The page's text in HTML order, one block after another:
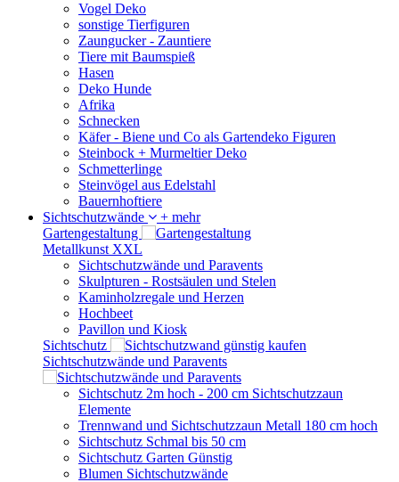
Vogel Deko
sonstige Tierfiguren
Zaungucker - Zauntiere
Tiere mit Baumspieß
Hasen
Deko Hunde
Afrika
Schnecken
Käfer - Biene und Co als Gartendeko Figuren
Steinbock + Murmeltier Deko
Schmetterlinge
Steinvögel aus Edelstahl
Bauernhoftiere
Sichtschutzwände
+ mehr
Gartengestaltung
Metallkunst XXL
Sichtschutzwände und Paravents
Skulpturen - Rostsäulen und Stelen
Kaminholzregale und Herzen
Hochbeet
Pavillon und Kiosk
Sichtschutz
Sichtschutzwände und Paravents
Sichtschutz 2m hoch - 200 cm Sichtschutzzaun
Elemente
Trennwand und Sichtschutzzaun Metall 180 cm hoch
Sichtschutz Schmal bis 50 cm
Sichtschutz Garten Günstig
Blumen Sichtschutzwände